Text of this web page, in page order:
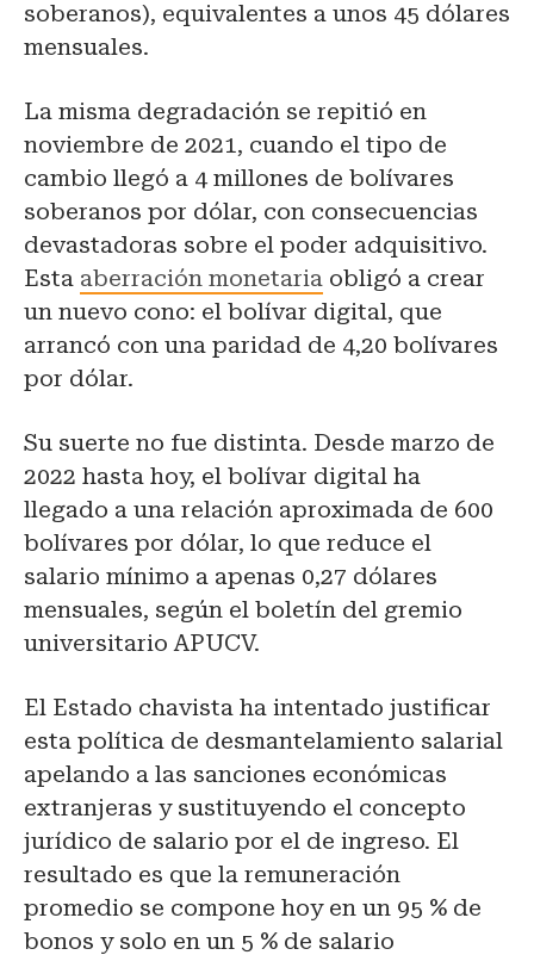
soberanos), equivalentes a unos 45 dólares
mensuales.
La misma degradación se repitió en
noviembre de 2021, cuando el tipo de
cambio llegó a 4 millones de bolívares
soberanos por dólar, con consecuencias
devastadoras sobre el poder adquisitivo.
Esta aberración monetaria obligó a crear
un nuevo cono: el bolívar digital, que
arrancó con una paridad de 4,20 bolívares
por dólar.
Su suerte no fue distinta. Desde marzo de
2022 hasta hoy, el bolívar digital ha
llegado a una relación aproximada de 600
bolívares por dólar, lo que reduce el
salario mínimo a apenas 0,27 dólares
mensuales, según el boletín del gremio
universitario APUCV.
El Estado chavista ha intentado justificar
esta política de desmantelamiento salarial
apelando a las sanciones económicas
extranjeras y sustituyendo el concepto
jurídico de salario por el de ingreso. El
resultado es que la remuneración
promedio se compone hoy en un 95 % de
bonos y solo en un 5 % de salario